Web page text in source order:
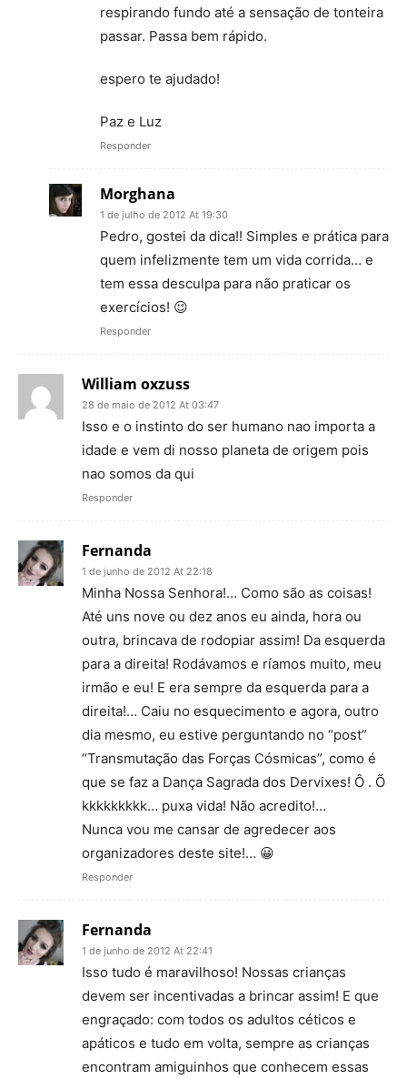
respirando fundo até a sensação de tonteira
passar. Passa bem rápido.
espero te ajudado!
Paz e Luz
Responder
Morghana
1 de julho de 2012 At 19:30
Pedro, gostei da dica!! Simples e prática para
quem infelizmente tem um vida corrida… e
tem essa desculpa para não praticar os
exercícios! 😉
Responder
William oxzuss
28 de maio de 2012 At 03:47
Isso e o instinto do ser humano nao importa a
idade e vem di nosso planeta de origem pois
nao somos da qui
Responder
Fernanda
1 de junho de 2012 At 22:18
Minha Nossa Senhora!… Como são as coisas!
Até uns nove ou dez anos eu ainda, hora ou
outra, brincava de rodopiar assim! Da esquerda
para a direita! Rodávamos e ríamos muito, meu
irmão e eu! E era sempre da esquerda para a
direita!… Caiu no esquecimento e agora, outro
dia mesmo, eu estive perguntando no “post”
“Transmutação das Forças Cósmicas”, como é
que se faz a Dança Sagrada dos Dervixes! Ô . Õ
kkkkkkkkk… puxa vida! Não acredito!…
Nunca vou me cansar de agredecer aos
organizadores deste site!… 😀
Responder
Fernanda
1 de junho de 2012 At 22:41
Isso tudo é maravilhoso! Nossas crianças
devem ser incentivadas a brincar assim! E que
engraçado: com todos os adultos céticos e
apáticos e tudo em volta, sempre as crianças
encontram amiguinhos que conhecem essas